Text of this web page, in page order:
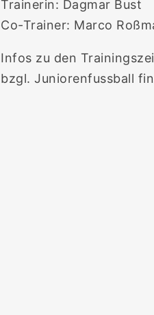
Trainerin: Dagmar Bust
Co-Trainer: Marco
Infos zu den
bzgl. Juniorenfussball